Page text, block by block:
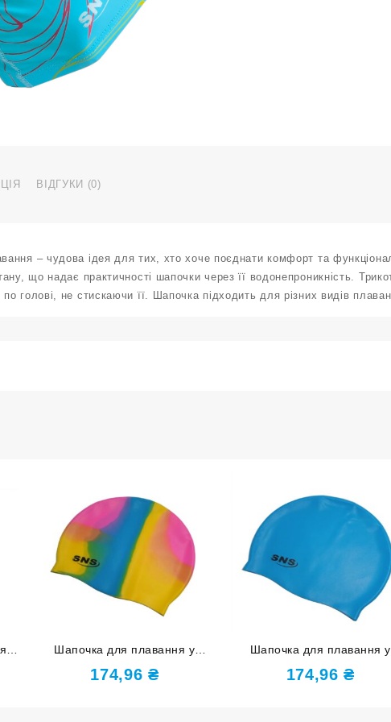
ВІДГУКИ (0)
– чудова ідея для тих, хто хоче поєднати комфорт та
що надає практичності шапочки через її водонепроникність.
голові, не стискаючи її. Шапочка підходить для різних видів
Шапочка для плавання у
футлярі SNS мультиколір SC-
Ц2
174,96₴
Шапочка для плавання у
футлярі SNS блакитна SC-
174,96₴